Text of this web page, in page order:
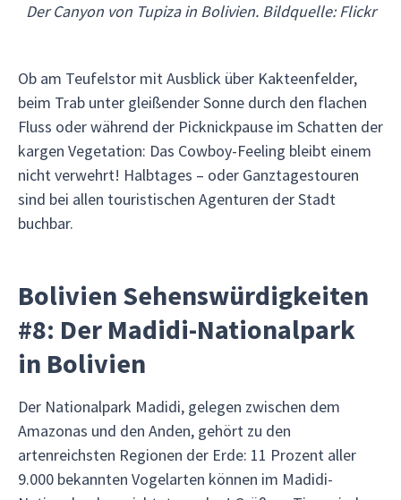
Der Canyon von Tupiza in Bolivien. Bildquelle: Flickr
Ob am Teufelstor mit Ausblick über Kakteenfelder,
beim Trab unter gleißender Sonne durch den flachen
Fluss oder während der Picknickpause im Schatten der
kargen Vegetation: Das Cowboy-Feeling bleibt einem
nicht verwehrt! Halbtages – oder Ganztagestouren
sind bei allen touristischen Agenturen der Stadt
buchbar.
Bolivien Sehenswürdigkeiten
#8: Der Madidi-Nationalpark
in Bolivien
Der Nationalpark Madidi, gelegen zwischen dem
Amazonas und den Anden, gehört zu den
artenreichsten Regionen der Erde: 11 Prozent aller
9.000 bekannten Vogelarten können im Madidi-